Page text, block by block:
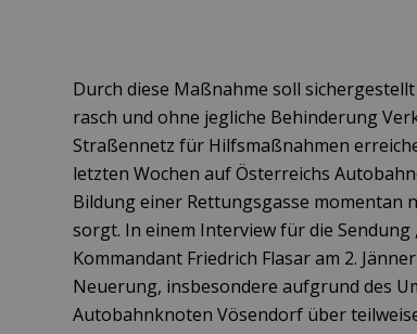
Durch diese Maßnahme soll
rasch und ohne jegliche Behinderung
Straßennetz für Hilfsmaßnahmen
letzten Wochen auf Österreichs
Bildung einer Rettungsgasse momentan
sorgt. In einem Interview für die
Kommandant Friedrich Flasar am 2.
Neuerung, insbesondere aufgrund des
Autobahnknoten Vösendorf über